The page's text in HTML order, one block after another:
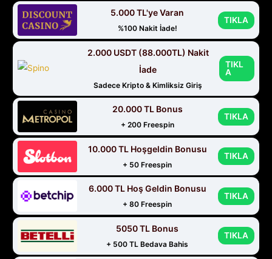
5.000 TL'ye Varan
%100 Nakit İade!
TIKLA
2.000 USDT (88.000TL) Nakit
İade
Sadece Kripto & Kimliksiz Giriş
TIKL
A
20.000 TL Bonus
+ 200 Freespin
TIKLA
10.000 TL Hoşgeldin Bonusu
+ 50 Freespin
TIKLA
6.000 TL Hoş Geldin Bonusu
+ 80 Freespin
TIKLA
5050 TL Bonus
+ 500 TL Bedava Bahis
TIKLA